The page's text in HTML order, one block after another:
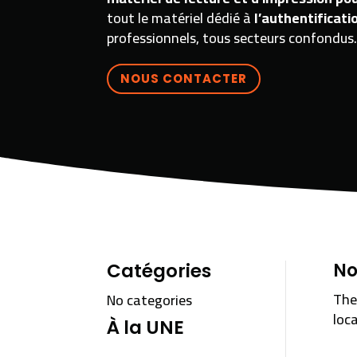
tout le matériel dédié à
professionnels, tous secteurs confondus.
NOUS CONTACTER
Catégories
No categories
À la UNE